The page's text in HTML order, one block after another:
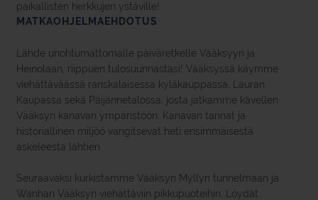
paikallisten herkkujen ystäville!
MATKAOHJELMAEHDOTUS
Lähde unohtumattomalle päiväretkelle Vääksyyn ja
Heinolaan, riippuen tulosuunnastasi! Vääksyssä käymme
viehättäväässä ranskalaisessa kyläkauppassa, Lauran
Kaupassa sekä Päijännetalossa, josta jatkamme kävellen
Vääksyn kanavan ympäristöön. Kanavan tarinat ja
historiallinen miljöö vangitsevat heti ensimmäisestä
askeleesta lähtien.
Seuraavaksi kurkistamme Vääksyn Myllyn tunnelmaan ja
Wanhan Vääksyn viehättäviin pikkupuoteihin. Löydät